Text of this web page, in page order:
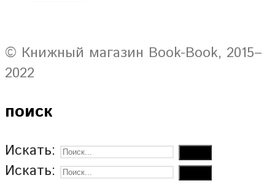
© Книжный магазин Book-Book, 2015–
2022
поиск
Искать:
Искать: